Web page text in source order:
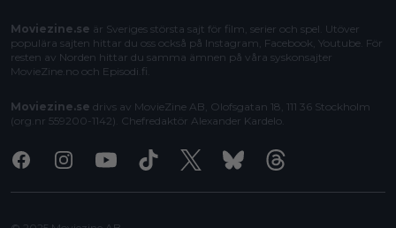
Moviezine.se är Sveriges största sajt för film, serier och spel. Utöver
populära sajten hittar du oss också på Instagram, Facebook, Youtube. För
resten av Norden hittar du samma ämnen på våra syskonsajter
MovieZine.no och Episodi.fi
Moviezine.se drivs av MovieZine AB, Olofsgatan 18, 111 36 Stockholm
(org.nr 559200-1142). Chefredaktör Alexander Kardelo
FacebookInstagramYoutubeTiktok X BlueskyThreads